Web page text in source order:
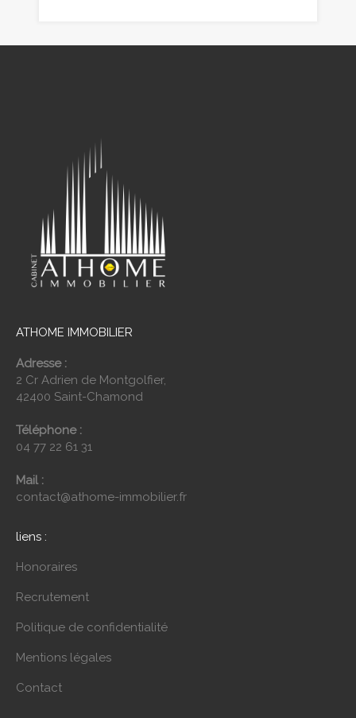
ATHOME IMMOBILIER
Adresse :
2 Cr Adrien de Montgolfier,
42400 Saint-Chamond
Téléphone :
04 77 22 61 31
Mail :
contact@athome-immobilier.fr
liens :
Honoraires
Recrutement
Politique de confidentialité
Mentions légales
Contact